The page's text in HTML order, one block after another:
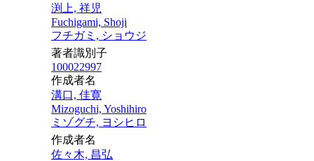
渕上, 祥児
Fuchigami, Shoji
フチガミ, ショウジ
著者識別子
100022997
作成者名
溝口, 佳寛
Mizoguchi, Yoshihiro
ミゾグチ, ヨシヒロ
作成者名
佐々木, 昌弘